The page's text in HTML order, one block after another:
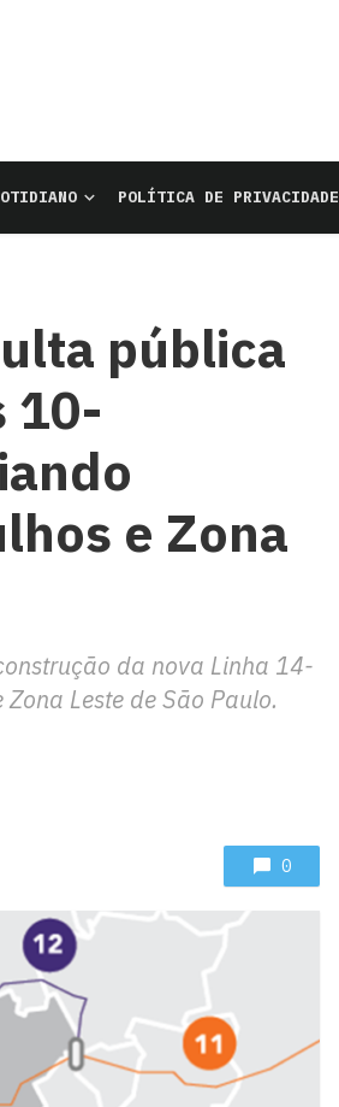
POLÍTICA DE PRIVACIDADE
pública
10-
e Zona
da nova Linha 14-
Leste de São Paulo.
0